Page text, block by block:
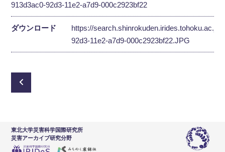
913d3ac0-92d3-11e2-a7d9-000c2923bf22
ダウンロード
https://
92d3-11e2-a7d9-000c2923bf22.JPG
東北大学災害科学国際研究所
災害アーカイブ研究分野